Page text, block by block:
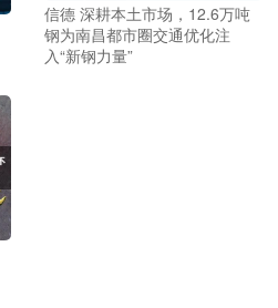
信德 深耕本土市场，12.6万吨
钢为南昌都市圈交通优化注
入“新钢力量”